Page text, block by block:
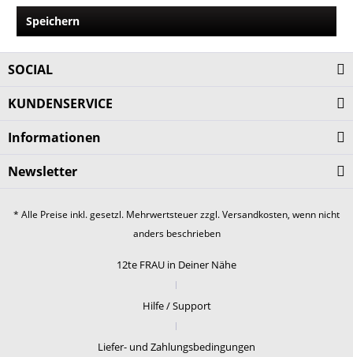
Speichern
SOCIAL
KUNDENSERVICE
Informationen
Newsletter
* Alle Preise inkl. gesetzl. Mehrwertsteuer zzgl.Versandkosten, wenn nicht
anders beschrieben
12te FRAU in Deiner Nähe
Hilfe / Support
Liefer- und Zahlungsbedingungen